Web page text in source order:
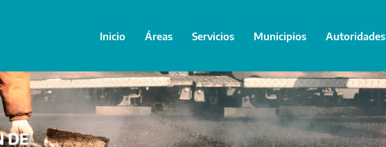
Inicio Áreas Servicios Municipios Autoridades